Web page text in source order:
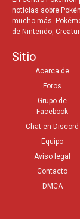
noticias sobre
mucho más.
de Nintendo,
Sitio
Acerca de
Foros
Grupo de
Facebook
Chat en Discord
Equipo
Aviso legal
Contacto
DMCA